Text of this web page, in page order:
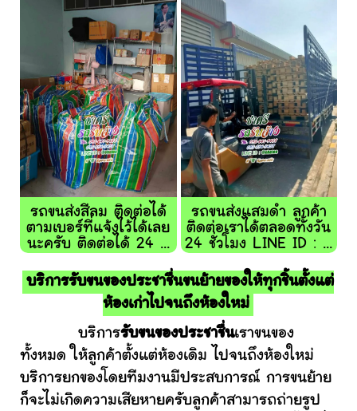
รถขนส่งสีลม ติดต่อได้
ตามเบอร์ที่แจ้งไว้ได้เลย
นะครับ ติดต่อได้ 24 ...
รถขนส่งแสมดำ ลูกค้า
ติดต่อเราได้ตลอดทั้งวัน
24 ชั่วโมง LINE ID : ...
บริการรับขนของประชาชื่นขนย้ายของให้ทุกชิ้นตั้งแต่
ห้องเก่าไปจนถึงห้องใหม่
บริการรับขนของประชาชื่นเราขนของ
ทั้งหมด ให้ลูกค้าตั้งแต่ห้องเดิม ไปจนถึงห้องใหม่
บริการยกของโดยทีมงานมีประสบการณ์ การขนย้าย
ก็จะไม่เกิดความเสียหายครับลูกค้าสามารถถ่ายรูป